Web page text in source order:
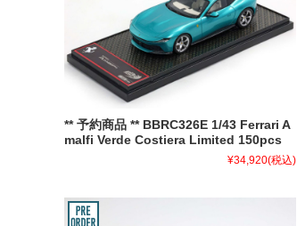
** 予約商品 ** BBRC326E 1/43 Ferrari A
malfi Verde Costiera Limited 150pcs
¥34,920(税込)